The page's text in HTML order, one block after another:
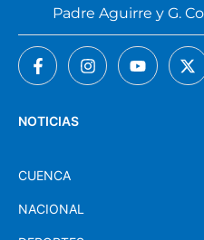
NACIONAL
DEPORTES